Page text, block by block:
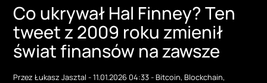
Co ukrywał Hal Finney? Ten
tweet z 2009 roku zmienił
świat finansów na zawsze
PrzezŁukasz Jasztal-11.01.2026 04:33-Bitcoin,Blockchain,